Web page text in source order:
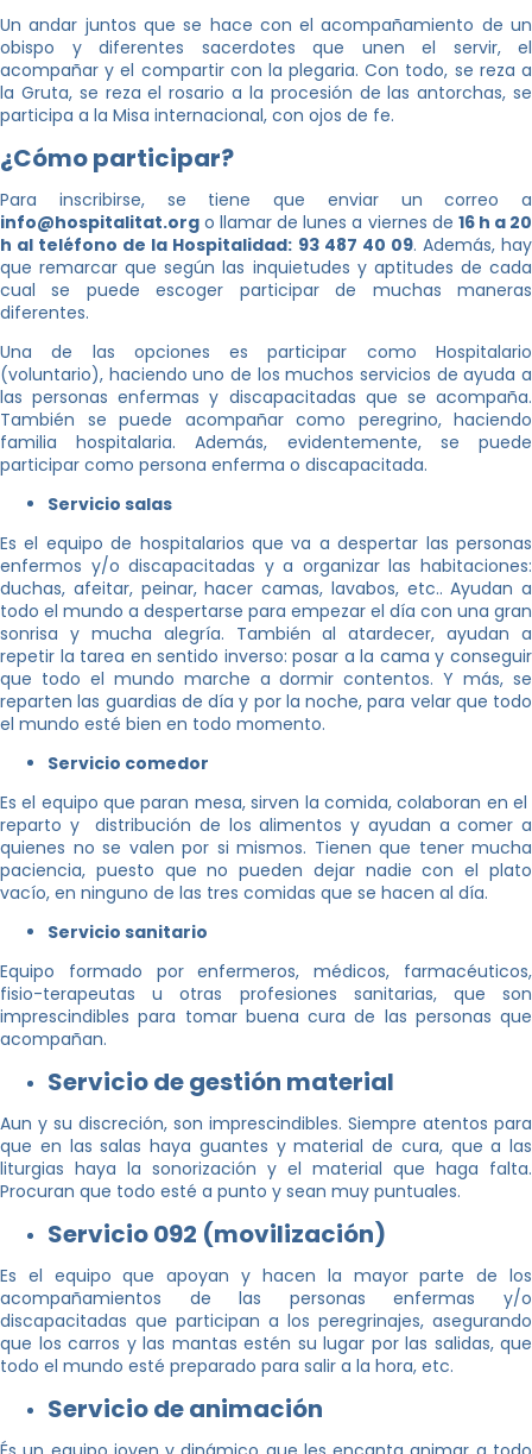
Un andar juntos que se hace con el acompañamiento de un
obispo y diferentes sacerdotes que unen el servir, el
acompañar y el compartir con la plegaria. Con todo, se reza a
la Gruta, se reza el rosario a la procesión de las antorchas, se
participa a la Misa internacional, con ojos de fe.
¿Cómo participar?
Para inscribirse, se tiene que enviar un correo a
info@hospitalitat.org o llamar de lunes a viernes de 16 h a 20
h al teléfono de la Hospitalidad: 93 487 40 09. Además, hay
que remarcar que según las inquietudes y aptitudes de cada
cual se puede escoger participar de muchas maneras
diferentes.
Una de las opciones es participar como Hospitalario
(voluntario), haciendo uno de los muchos servicios de ayuda a
las personas enfermas y discapacitadas que se acompaña.
También se puede acompañar como peregrino, haciendo
familia hospitalaria. Además, evidentemente, se puede
participar como persona enferma o discapacitada.
Servicio salas
Es el equipo de hospitalarios que va a despertar las personas
enfermos y/o discapacitadas y a organizar las habitaciones:
duchas, afeitar, peinar, hacer camas, lavabos, etc.. Ayudan a
todo el mundo a despertarse para empezar el día con una gran
sonrisa y mucha alegría. También al atardecer, ayudan a
repetir la tarea en sentido inverso: posar a la cama y conseguir
que todo el mundo marche a dormir contentos. Y más, se
reparten las guardias de día y por la noche, para velar que todo
el mundo esté bien en todo momento.
Servicio comedor
Es el equipo que paran mesa, sirven la comida, colaboran en el
reparto y distribución de los alimentos y ayudan a comer a
quienes no se valen por si mismos. Tienen que tener mucha
paciencia, puesto que no pueden dejar nadie con el plato
vacío, en ninguno de las tres comidas que se hacen al día.
Servicio sanitario
Equipo formado por enfermeros, médicos, farmacéuticos,
fisio-terapeutas u otras profesiones sanitarias, que son
imprescindibles para tomar buena cura de las personas que
acompañan.
Servicio de gestión material
Aun y su discreción, son imprescindibles. Siempre atentos para
que en las salas haya guantes y material de cura, que a las
liturgias haya la sonorización y el material que haga falta.
Procuran que todo esté a punto y sean muy puntuales.
Servicio 092 (movilización)
Es el equipo que apoyan y hacen la mayor parte de los
acompañamientos de las personas enfermas y/o
discapacitadas que participan a los peregrinajes, asegurando
que los carros y las mantas estén su lugar por las salidas, que
todo el mundo esté preparado para salir a la hora, etc.
Servicio de animación